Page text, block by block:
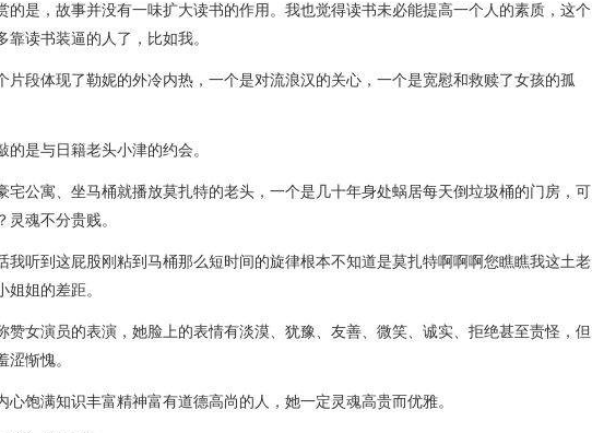
的是，故事并没有一味扩大读书的作用。我也觉得读书未必能提高一个人的素质，这个
靠读书装逼的人了，比如我。
片段体现了勒妮的外冷内热，一个是对流浪汉的关心，一个是宽慰和救赎了女孩的孤
的是与日籍老头小津的约会。
宅公寓、坐马桶就播放莫扎特的老头，一个是几十年身处蜗居每天倒垃圾桶的门房，可
灵魂不分贵贱。
我听到这屁股刚粘到马桶那么短时间的旋律根本不知道是莫扎特啊啊啊您瞧瞧我这土老
姐姐的差距。
赞女演员的表演，她脸上的表情有淡漠、犹豫、友善、微笑、诚实、拒绝甚至责怪，但
涩惭愧。
心饱满知识丰富精神富有道德高尚的人，她一定灵魂高贵而优雅。